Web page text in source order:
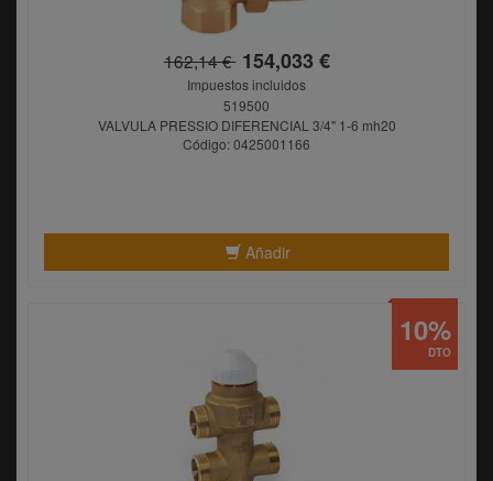
162,14 €154,033 €
Impuestos incluidos
519500
VALVULA PRESSIO DIFERENCIAL 3/4" 1-6 mh20
Código: 0425001166
Añadir
DTO
10%